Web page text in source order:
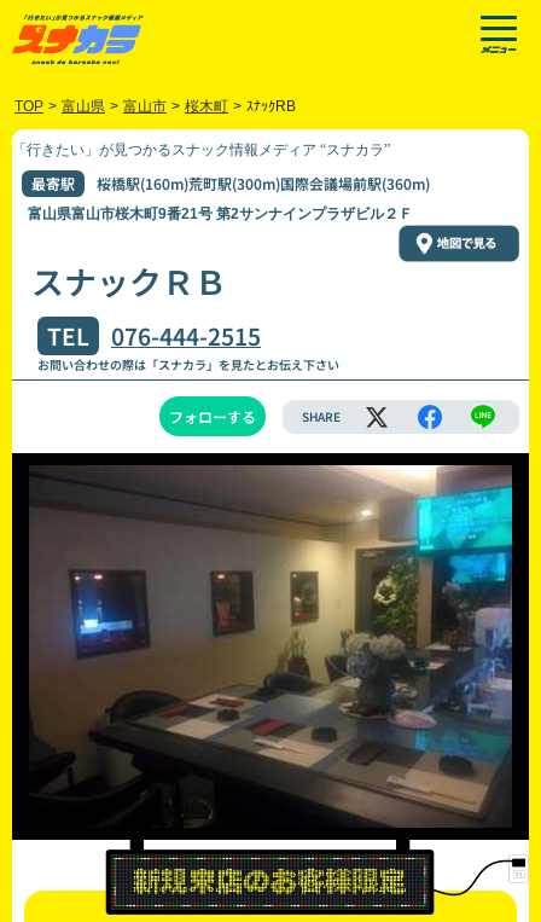
TOP > 富山県 > 富山市 > 桜木町 > ｽﾅｯｸRB
「行きたい」が見つかるスナック情報メディア “スナカラ”
最寄駅 桜橋駅(160m)荒町駅(300m)国際会議場前駅(360m)
富山県富山市桜木町9番21号 第2サンナインプラザビル２Ｆ
スナックＲＢ
TEL 076-444-2515
お問い合わせの際は「スナカラ」を見たとお伝え下さい
フォローする SHARE